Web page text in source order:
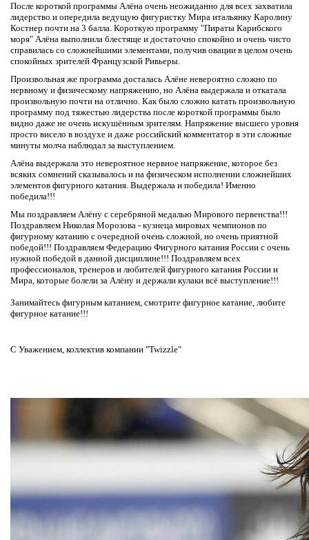
После короткой программы Алёна очень неожиданно для всех захватила
лидерство и опередила ведущую фигуристку Мира итальянку Каролину
Костнер почти на 3 балла. Короткую программу "Пираты Карибского
моря" Алёна выполнила блестяще и достаточно спокойно и очень чисто
справилась со сложнейшими элементами, получив овации в целом очень
спокойных зрителей Французской Ривьеры.
Произвольная же программа досталась Алёне невероятно сложно по
нервному и физическому напряжению, но Алёна выдержала и откатала
произвольную почти на отлично. Как было сложно катать произвольную
программу под тяжестью лидерства после короткой программы было
видно даже не очень искушённым зрителям. Напряжение высшего уровня
просто висело в воздухе и даже российский комментатор в эти сложные
минуты молча наблюдал за выступлением.
Алёна выдержала это невероятное нервное напряжение, которое без
всяких сомнений сказывалось и на физическом исполнении сложнейших
элементов фигурного катания. Выдержала и победила! Именно
победила!!!
Мы поздравляем Алёну с серебряной медалью Мирового первенства!!!
Поздравляем Николая Морозова - кузнеца мировых чемпионов по
фигурному катанию с очередной очень сложной, но очень приятной
победой!!! Поздравляем Федерацию Фигурного катания России с очень
нужной победой в данной дисциплине!!! Поздравляем всех
профессионалов, тренеров и любителей фигурного катания России и
Мира, которые болели за Алёну и держали кулаки всё выступление!!!
Занимайтесь фигурным катанием, смотрите фигурное катание, любите
фигурное катание!!!
С Уважением, коллектив компании "Twizzle"